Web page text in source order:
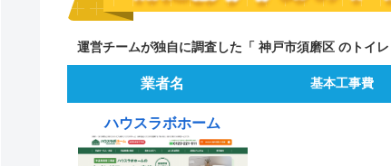
運営チームが独自に調査した「 神戸市須磨区 のトイ
業者名 基本工事費
ハウスラボホーム